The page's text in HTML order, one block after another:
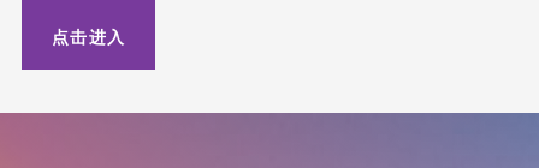
点击进入